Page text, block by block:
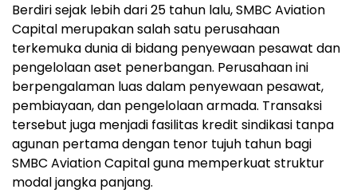
Berdiri sejak lebih dari 25 tahun lalu, SMBC Aviation
Capital merupakan salah satu perusahaan
terkemuka dunia di bidang penyewaan pesawat dan
pengelolaan aset penerbangan. Perusahaan ini
berpengalaman luas dalam penyewaan pesawat,
pembiayaan, dan pengelolaan armada. Transaksi
tersebut juga menjadi fasilitas kredit sindikasi tanpa
agunan pertama dengan tenor tujuh tahun bagi
SMBC Aviation Capital guna memperkuat struktur
modal jangka panjang.